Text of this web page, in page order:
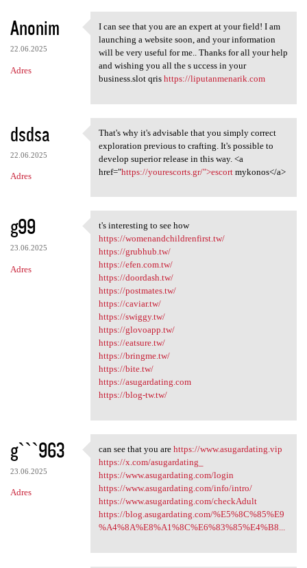
Anonim
22.06.2025
Adres
I can see that you are an
I can see that you are an expert at your field! I am
launching a website soon, and your information
will be very useful for me.. Thanks for all your help
and wishing you all the s uccess in your
business.slot qris https://liputanmenarik.com
dsdsa
22.06.2025
Adres
That's why it's advisable
That's why it's advisable that you simply correct
exploration previous to crafting. It's possible to
develop superior release in this way. <a
href="https://yourescorts.gr/">escortmykonos</a>
g99
23.06.2025
Adres
t's interesting to see how
t's interesting to see how
https://womenandchildrenfirst.tw/
https://grubhub.tw/
https://efen.com.tw/
https://doordash.tw/
https://postmates.tw/
https://caviar.tw/
https://swiggy.tw/
https://glovoapp.tw/
https://eatsure.tw/
https://bringme.tw/
https://bite.tw/
https://asugardating.com
https://blog-tw.tw/
gˋˋˋ963
23.06.2025
Adres
can see that you are https:/
can see that you are https://www.asugardating.vip
https://x.com/asugardating_
https://www.asugardating.com/login
https://www.asugardating.com/info/intro/
https://www.asugardating.com/checkAdult
https://blog.asugardating.com/%E5%8C%85%E9
%A4%8A%E8%A1%8C%E6%83%85%E4%B8...